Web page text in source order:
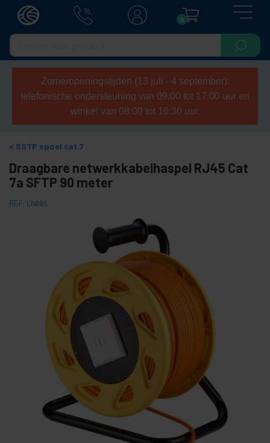
0
Zomeropeningstijden (13 juli - 4 september):
telefonische ondersteuning van 09:00 tot 17:00 uur en
winkel van 08:00 tot 16:30 uur.
SSTP spoel cat.7
Draagbare netwerkkabelhaspel RJ45 Cat
7a SFTP 90 meter
REF: LN086